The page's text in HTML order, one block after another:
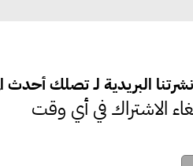
البريدية لـ تصلك أحدث
الاشتراك في أي وقت